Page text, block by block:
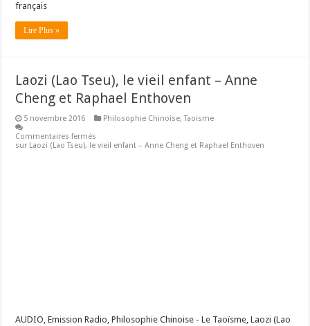
français
Lire Plus »
Laozi (Lao Tseu), le vieil enfant – Anne
Cheng et Raphael Enthoven
5 novembre 2016 Philosophie Chinoise,Taoisme
Commentaires fermés
sur Laozi (Lao Tseu), le vieil enfant – Anne Cheng et Raphael Enthoven
AUDIO, Emission Radio, Philosophie Chinoise - Le Taoïsme, Laozi (Lao